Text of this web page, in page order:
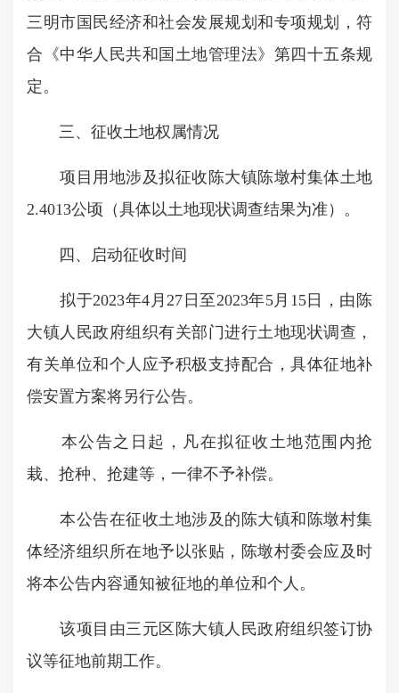
三明市国民经济和社会发展规划和专项规划，符
合《中华人民共和国土地管理法》第四十五条规
定。
三、征收土地权属情况
项目用地涉及拟征收陈大镇陈墩村集体土地
2.4013公顷（具体以土地现状调查结果为准）。
四、启动征收时间
拟于2023年4月27日至2023年5月15日，由陈
大镇人民政府组织有关部门进行土地现状调查，
有关单位和个人应予积极支持配合，具体征地补
偿安置方案将另行公告。
本公告之日起，凡在拟征收土地范围内抢
栽、抢种、抢建等，一律不予补偿。
本公告在征收土地涉及的陈大镇和陈墩村集
体经济组织所在地予以张贴，陈墩村委会应及时
将本公告内容通知被征地的单位和个人。
该项目由三元区陈大镇人民政府组织签订协
议等征地前期工作。